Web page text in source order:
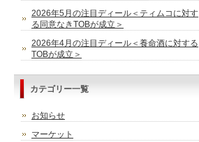
2026年5月の注目ディール＜ティムコに対す
る同意なきTOBが成立＞
2026年4月の注目ディール＜養命酒に対する
TOBが成立＞
カテゴリー一覧
お知らせ
マーケット